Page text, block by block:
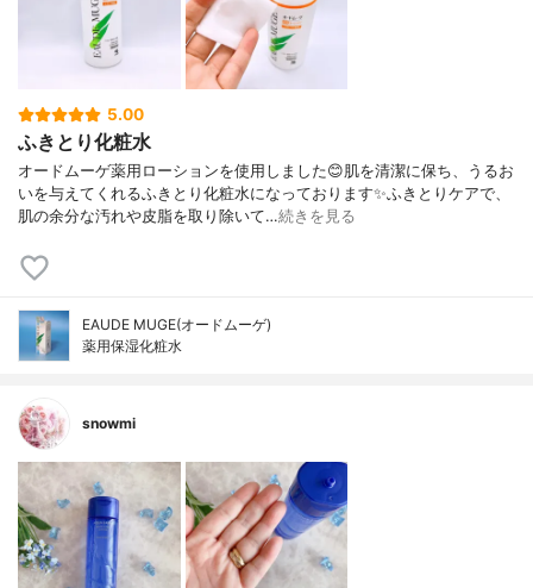
5.00
ふきとり化粧水
オードムーゲ薬用ローションを使用しました😊肌を清潔に保ち、うるお
いを与えてくれるふきとり化粧水になっております✨ふきとりケアで、
肌の余分な汚れや皮脂を取り除いて…続きを見る
EAUDE MUGE(オードムーゲ)
薬用保湿化粧水
snowmi